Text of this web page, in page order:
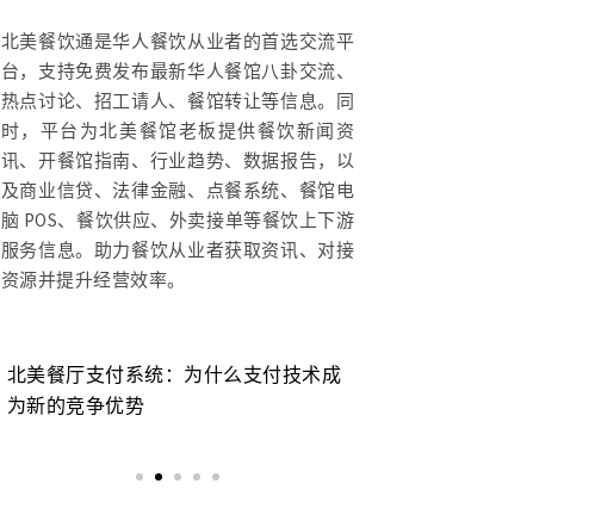
北美餐饮通是华人餐饮从业者的首选交流平
台，支持免费发布最新华人餐馆八卦交流、
热点讨论、招工请人、餐馆转让等信息。同
时，平台为北美餐馆老板提供餐饮新闻资
讯、开餐馆指南、行业趋势、数据报告，以
及商业信贷、法律金融、点餐系统、餐馆电
脑 POS、餐饮供应、外卖接单等餐饮上下游
服务信息。助力餐饮从业者获取资讯、对接
资源并提升经营效率。
北美餐厅支付系统：为什么支付技术成
为新的竞争优势